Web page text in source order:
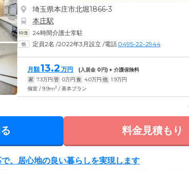
埼玉県本庄市北堀1866-3
本庄駅
24時間介護士常駐
定員2名 /2022年3月設立 /電話 0495-22-2944
月額13.2 万円 (入居金 0円) + 介護保険料
家 7.3万円 管 0万円 食 4.0万円 他 1.9万円
個室 / 9.9m2 / 基本プラン
料金見積もり
、居心地の良い暮らしを実現します